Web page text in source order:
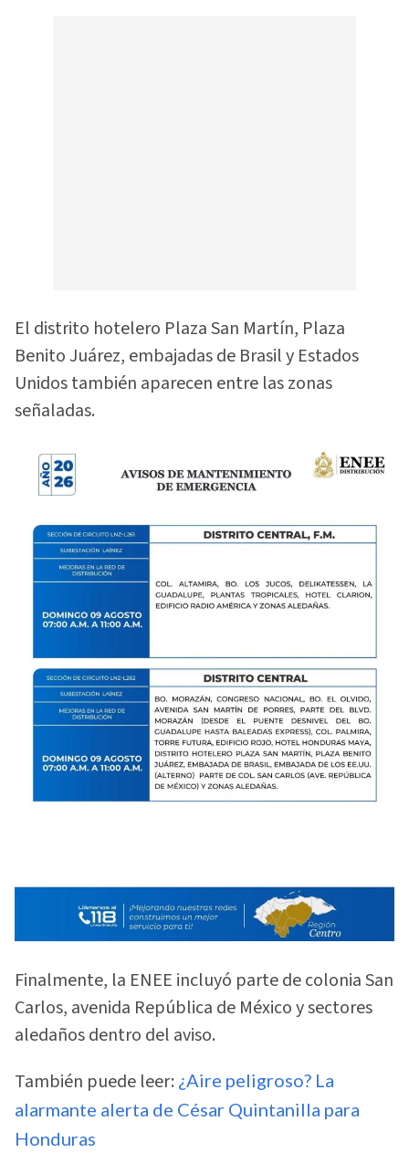
El distrito hotelero Plaza San Martín, Plaza
Benito Juárez, embajadas de Brasil y Estados
Unidos también aparecen entre las zonas
señaladas.
Finalmente, la ENEE incluyó parte de colonia San
Carlos, avenida República de México y sectores
aledaños dentro del aviso.
También puede leer: ¿Aire peligroso? La
alarmante alerta de César Quintanilla para
Honduras